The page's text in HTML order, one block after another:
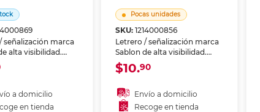
señalización marca
alta visibilidad.
zonas, riesgos o
en oficinas,
al uso
a domicilio
en tienda
Pocas unidades
SKU: 1214000856
Letrero / señalización marca
Sablon de alta visibilidad.
Identifica zonas, riesgos o
instrucciones en oficinas,
Material resistente al uso
prolongado.
$10.90
Envío a domicilio
Recoge en tienda